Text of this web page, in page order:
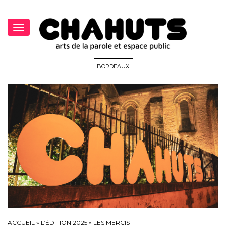
Toggle
navigation
BORDEAUX
ACCUEIL » L’ÉDITION 2025 » LES MERCIS